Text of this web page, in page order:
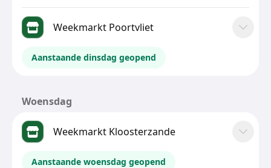
Weekmarkt Poortvliet
Aanstaande dinsdag geopend
Woensdag
Weekmarkt Kloosterzande
Aanstaande woensdag geopend